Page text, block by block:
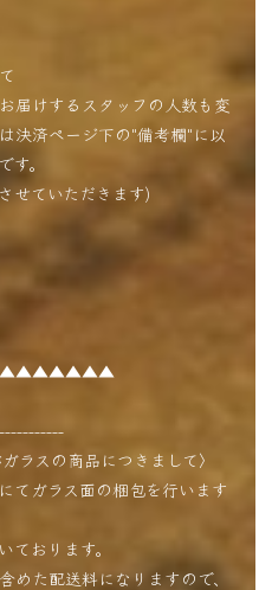
届けするスタッフの人数も変
決済ページ下の"備考欄"に以
。
せていただきます)
ラスの商品につきまして〉
てガラス面の梱包を行います
おります。
た配送料になりますので、